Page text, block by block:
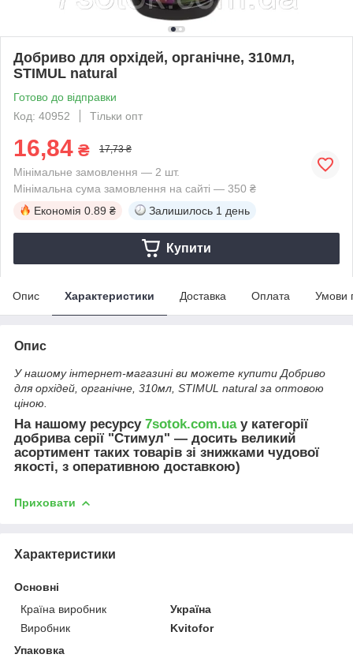
Добриво для орхідей, органічне, 310мл,
STIMUL natural
Готово до відправки
Код: 40952
Тільки опт
16,84 ₴ 17,73 ₴
Мінімальне замовлення — 2 шт.
Мінімальна сума замовлення на сайті — 350 ₴
Економія 0.89 ₴ Залишилось 1 день
Купити
Опис Характеристики Доставка Оплата Умови
Опис
У нашому інтернет-магазині ви можете купити Добриво
для орхідей, органічне, 310мл, STIMUL natural за оптовою
ціною.
На нашому ресурсу 7sotok.com.uaу категорії
добрива серії "Стимул" — досить великий
асортимент таких товарів зі знижками чудової
якості, з оперативною доставкою)
Приховати
Характеристики
Основні
Країна виробник
Україна
Виробник
Kvitofor
Упаковка